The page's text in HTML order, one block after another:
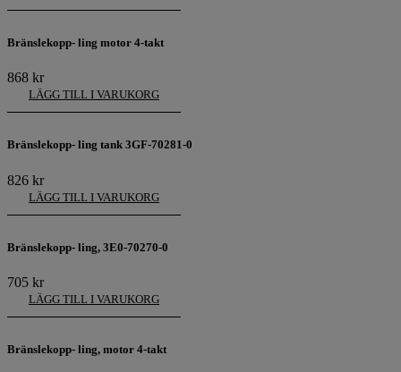
Bränslekopp- ling motor 4-takt
868 kr
LÄGG TILL I VARUKORG
Bränslekopp- ling tank 3GF-70281-0
826 kr
LÄGG TILL I VARUKORG
Bränslekopp- ling, 3E0-70270-0
705 kr
LÄGG TILL I VARUKORG
Bränslekopp- ling, motor 4-takt